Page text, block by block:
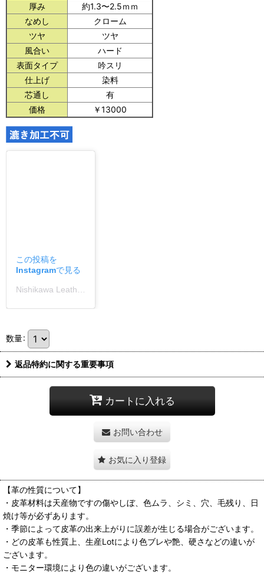
厚み
約1.3〜2.5ｍｍ
なめし
クローム
ツヤ
ツヤ
風合い
ハード
表面タイプ
吟スリ
仕上げ
染料
芯通し
有
価格
￥13000
この投稿を
Instagramで見る
数量:
返品特約に関する重要事項
カートに入れる
お問い合わせ
お気に入り登録
【革の性質について】
・皮革材料は天産物ですの傷やしぼ、色ムラ、シミ、穴、毛残り、日
焼け等が必ずあります。
・季節によって皮革の出来上がりに誤差が生じる場合がございます。
・どの皮革も性質上、生産Lotにより色ブレや艶、硬さなどの違いが
ございます。
・モニター環境により色の違いがございます。